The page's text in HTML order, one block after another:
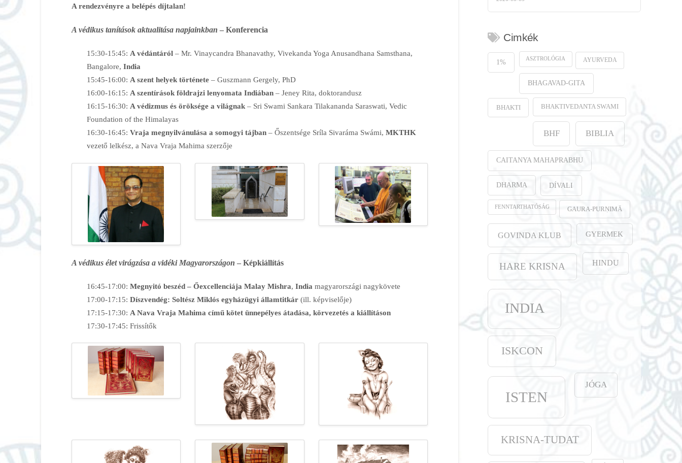
A rendezvényre a belépés díjtalan!
A védikus tanítások aktualitása napjainkban – Konferencia
15:30-15:45: A védántáról– Mr. Vinaycandra Bhanavathy, Vivekanda Yoga Anusandhana Samsthana,
Bangalore, India
15:45-16:00: A szent helyek története– Guszmann Gergely, PhD
16:00-16:15: A szentírások földrajzi lenyomata Indiában– Jeney Rita, doktorandusz
16:15-16:30: A védizmus és öröksége a világnak– Sri Swami Sankara Tilakananda Saraswati, Vedic
Foundation of the Himalayas
16:30-16:45: Vraja megnyilvánulása a somogyi tájban– Őszentsége Sríla Sivaráma Swámi, MKTHK
vezető lelkész, a Nava Vraja Mahima szerzője
A védikus élet virágzása a vidéki Magyarországon – Képkiállítás
16:45-17:00: Megnyitó beszéd – Őexcellenciája Malay Mishra, India magyarországi nagykövete
17:00-17:15: Díszvendég: Soltész Miklós egyházügyi államtitkár(ill. képviselője)
17:15-17:30: A Nava Vraja Mahima című kötet ünnepélyes átadása, körvezetés a kiállításon
17:30-17:45: Frissítők
Cimkék
1% ASZTROLÓGIA AYURVEDA
BHAGAVAD-GITA
BHAKTI BHAKTIVEDANTA SWAMI
BHF BIBLIA
CAITANYA MAHAPRABHU
DHARMA DÍVALI
FENNTARTHATÓSÁG GAURA-PURṆIMĀ
GOVINDA KLUB GYERMEK
HARE KRISNA HINDU
INDIA
ISKCON
ISTEN
JÓGA
KRISNA-TUDAT